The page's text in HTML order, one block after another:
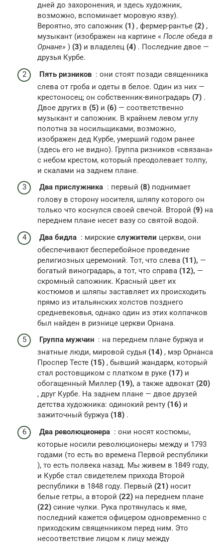
дней до захоронения, и здесь художник,
возможно, вспоминает моровую язву).
Вероятно, это сапожник (1) , фермер-рантье (2) ,
музыкант (изображен на картине « После обеда в
Орнане» ) (3) и владелец (4) . Последние двое —
друзья Курбе.
Пять ризников : они стоят позади священника
слева от гроба и одеты в белое. Один из них —
крестоносец; он собственник-виноградарь (7) .
Двое других в (5) и (6) — соответственно
музыкант и сапожник. В крайнем левом углу
полотна за носильщиками, возможно,
изображен дед Курбе, умерший годом ранее
(здесь его не видно). Группа ризников «связана»
с небом крестом, который преодолевает толпу,
и скалами на заднем плане.
Два прислужника : первый (8) поднимает
голову в сторону носителя, шляпу которого он
только что коснулся своей свечой. Второй (9) на
переднем плане несет вазу со святой водой.
Два бидла : мирские служители церкви, они
обеспечивают бесперебойное проведение
религиозных церемоний. Тот, что слева (11), —
богатый виноградарь, а тот, что справа (12), —
скромный сапожник. Красный цвет их
костюмов и шляпы заставляет их происходить
прямо из итальянских холстов позднего
средневековья, однако один из этих колпачков
был найден в ризнице церкви Орнана.
Группа мужчин : на переднем плане буржуа и
знатные люди, мировой судья (14) , мэр Орнанса
Проспер Тесте (15) , бывший жандарм, который
стал ростовщиком с платком в руке (17) и
обогащенный Миллер (19), а также адвокат (20)
, друг Курбе. На заднем плане — двое друзей
детства художника: одинокий ренту (16) и
зажиточный буржуа (18) .
Два революционера : они носят костюмы,
которые носили революционеры между и 1793
годами (то есть во времена Первой республики
), то есть полвека назад. Мы живем в 1849 году,
и Курбе стал свидетелем прихода Второй
республики в 1848 году. Первый (21) носит
белые гетры, а второй (22) на переднем плане
(22) синие чулки. Рука протянулась к яме,
последний кажется офицером одновременно с
приходским священником перед ним. Это
несоответствие лицом к лицу между